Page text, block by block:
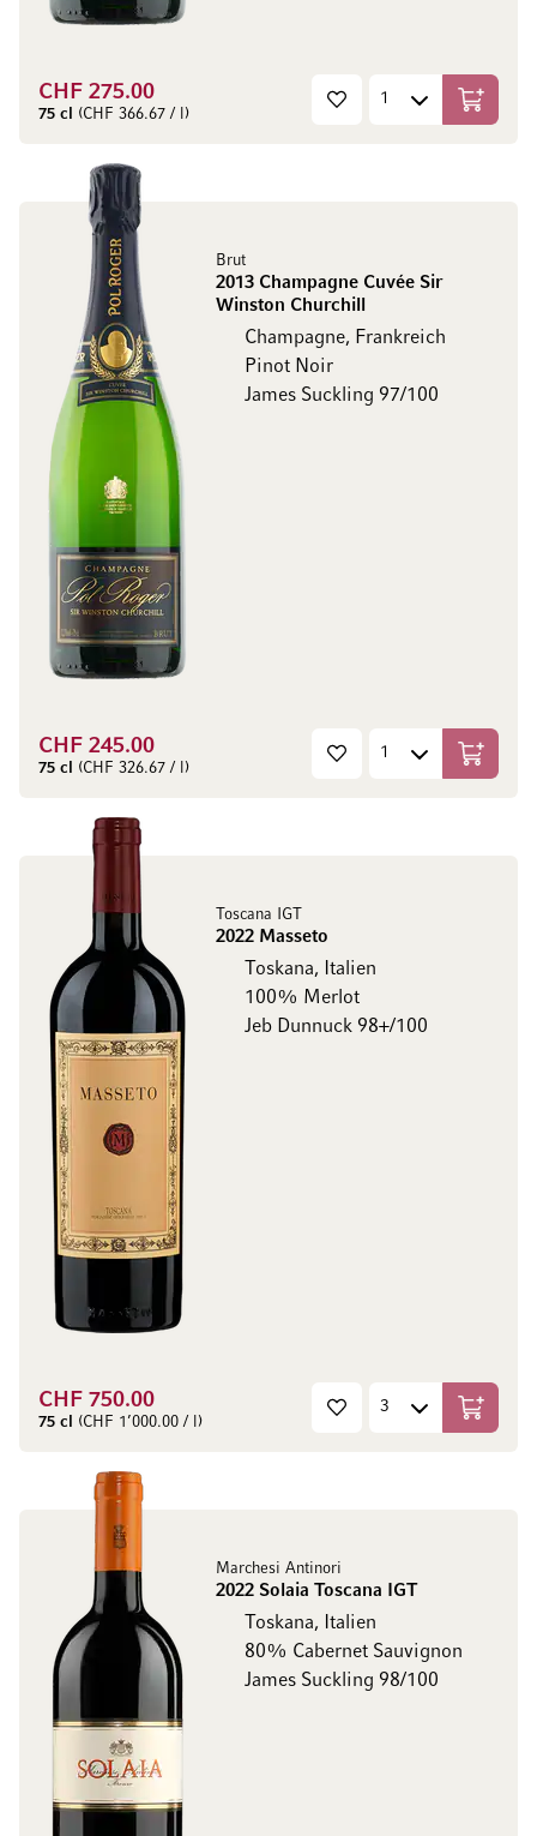
CHF 275.00
75 cl (CHF 366.67 / l) In den
Brut
2013 Champagne Cuvée Sir
Winston Churchill
Champagne, Frankreich
Pinot Noir
James Suckling 97/100
CHF 245.00
75 cl (CHF 326.67 / l) In den
Toscana IGT
2022 Masseto
Toskana, Italien
100% Merlot
Jeb Dunnuck 98+/100
CHF 750.00
75 cl (CHF 1’000.00 / l) In den
Marchesi Antinori
2022 Solaia Toscana IGT
Toskana, Italien
80% Cabernet Sauvignon
James Suckling 98/100